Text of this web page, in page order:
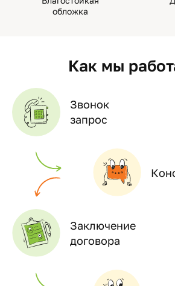
обложка
Как мы
Звонок
запрос
Заключение
договора